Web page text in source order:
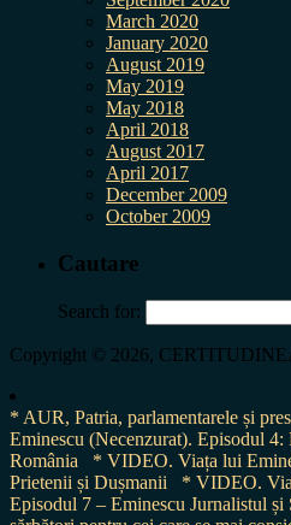
March 2020
January 2020
August 2019
May 2019
May 2018
April 2018
August 2017
April 2017
December 2009
October 2009
Cautare
Search for:
Copyright © 2026,
* AUR, Patria, parlamentarele și
Eminescu (Necenzurat). Episodul
România
* VIDEO. Viața lui
Prietenii și Dușmanii
* VIDEO.
Episodul 7 – Eminescu Jurnalistul și